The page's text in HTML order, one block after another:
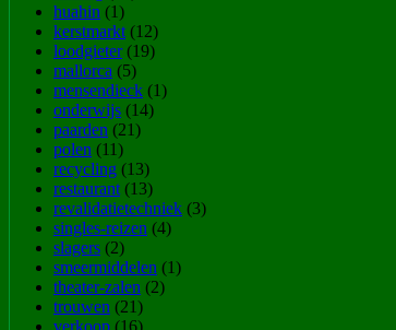
huahin (1)
kerstmarkt (12)
loodgieter (19)
mallorca (5)
mensendieck (1)
onderwijs (14)
paarden (21)
polen (11)
recycling (13)
restaurant (13)
revalidatietechniek (3)
singles-reizen (4)
slagers (2)
smeermiddelen (1)
theater-zalen (2)
trouwen (21)